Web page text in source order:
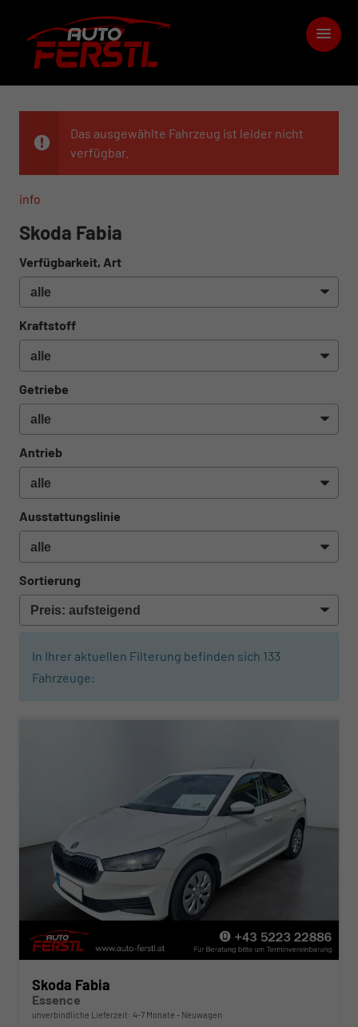
Das ausgewählte Fahrzeug ist leider nicht
verfügbar.
info
Skoda Fabia
Verfügbarkeit, Art
Kraftstoff
Getriebe
Antrieb
Ausstattungslinie
Sortierung
In Ihrer aktuellen Filterung befinden sich 133
Fahrzeuge:
Skoda Fabia
Essence
unverbindliche Lieferzeit: 4-7 Monate Neuwagen